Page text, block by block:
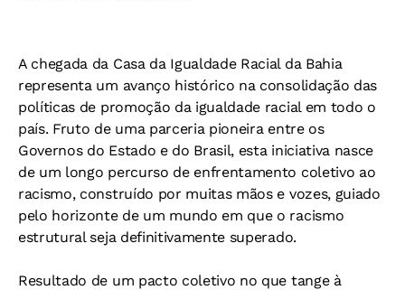
A chegada da Casa da Igualdade Racial da Bahia
representa um avanço histórico na consolidação das
políticas de promoção da igualdade racial em todo o
país. Fruto de uma parceria pioneira entre os
Governos do Estado e do Brasil, esta iniciativa nasce
de um longo percurso de enfrentamento coletivo ao
racismo, construído por muitas mãos e vozes, guiado
pelo horizonte de um mundo em que o racismo
estrutural seja definitivamente superado.
Resultado de um pacto coletivo no que tange à